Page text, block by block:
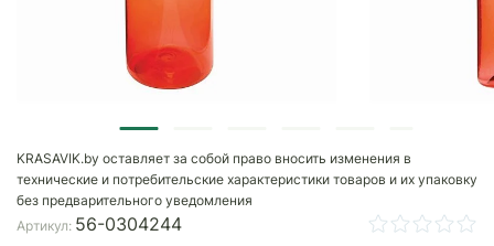
KRASAVIK.by оставляет за собой право вносить изменения в
технические и потребительские характеристики товаров и их упаковку
без предварительного уведомления
Артикул: 56-0304244